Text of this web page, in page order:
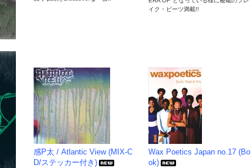
イク・ビーツ満載!!
感P太 / Atlantic View (MIX-C
D/ステッカー付き)
Wax Poetics Japan no.17 (Bo
ok)